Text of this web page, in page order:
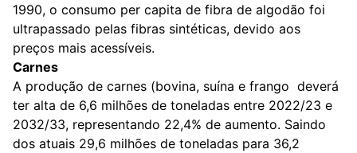
1990, o consumo per capita de fibra de algodão foi
ultrapassado pelas fibras sintéticas, devido aos
preços mais acessíveis.
Carnes
A produção de carnes (bovina, suína e frango deverá
ter alta de 6,6 milhões de toneladas entre 2022/23 e
2032/33, representando 22,4% de aumento. Saindo
dos atuais 29,6 milhões de toneladas para 36,2